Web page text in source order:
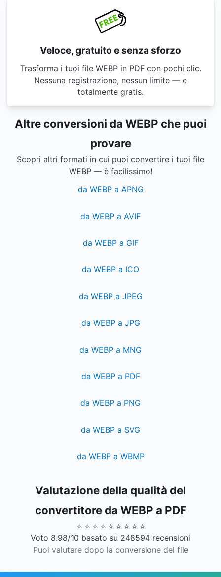
Veloce, gratuito e senza sforzo
Trasforma i tuoi file WEBP in PDF con pochi clic.
Nessuna registrazione, nessun limite — e
totalmente gratis.
Altre conversioni da WEBP che puoi
provare
Scopri altri formati in cui puoi convertire i tuoi file
WEBP — è facilissimo!
da WEBP a APNG
da WEBP a AVIF
da WEBP a GIF
da WEBP a ICO
da WEBP a JPEG
da WEBP a JPG
da WEBP a MNG
da WEBP a PDF
da WEBP a PNG
da WEBP a SVG
da WEBP a WBMP
Valutazione della qualità del
convertitore da WEBP a PDF
⭐ ⭐ ⭐ ⭐ ⭐ ⭐ ⭐ ⭐ ⭐
Voto 8.98/10 basato su 248594 recensioni
Puoi valutare dopo la conversione del file